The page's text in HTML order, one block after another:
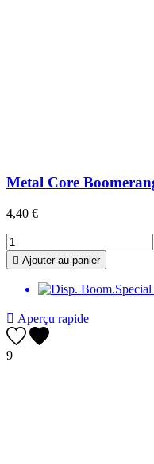
Metal Core
4,40 €
 Ajouter au panier
 Aperçu rapide
9